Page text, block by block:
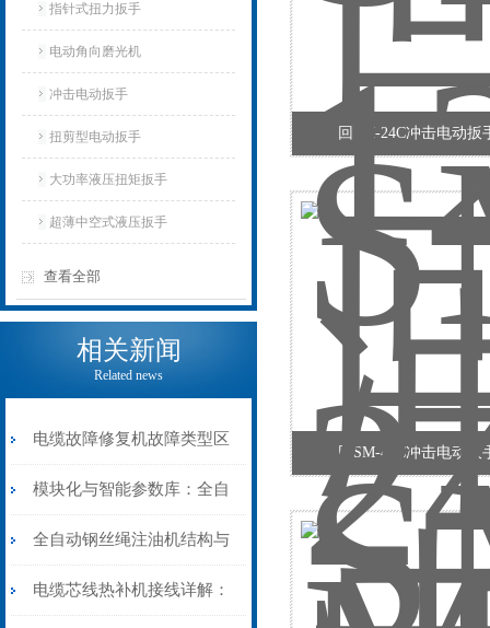
指针式扭力扳手
电动角向磨光机
冲击电动扳手
扭剪型电动扳手
大功率液压扭矩扳手
超薄中空式液压扳手
查看全部
相关新闻
Related news
电缆故障修复机故障类型区
分指南：从“绝缘电
阻”到“波形特征”的精准诊
断逻辑
模块化与智能参数库：全自
动电缆修复机的快速换型逻
辑
全自动钢丝绳注油机结构与
工作原理：揭秘高效润滑的
电缆芯线热补机接线详解：
回SM-24C冲击电动扳
回SM-42C冲击电动扳